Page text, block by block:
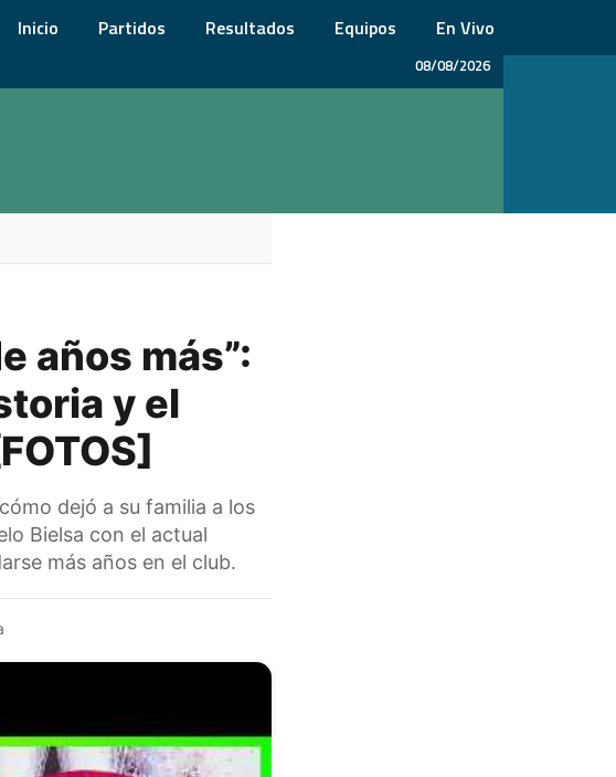
Inicio Partidos Resultados Equipos En Vivo
08/08/2026
años más”:
y el
dejó a su familia a los
Bielsa con el actual
más años en el club.